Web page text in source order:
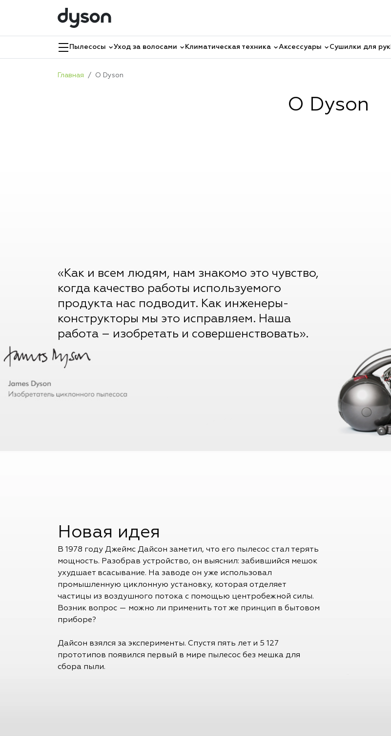
Пылесосы Уход за волосами Климатическая техника Аксессуары Сушилки для рук
Главная О Dyson
О Dyson
«Как и всем людям, нам знакомо это чувство,
когда качество работы используемого
продукта нас подводит. Как инженеры-
конструкторы мы это исправляем. Наша
работа – изобретать и совершенствовать».
Новая идея
В 1978 году Джеймс Дайсон заметил, что его пылесос стал терять
мощность. Разобрав устройство, он выяснил: забившийся мешок
ухудшает всасывание. На заводе он уже использовал
промышленную циклонную установку, которая отделяет
частицы из воздушного потока с помощью центробежной силы.
Возник вопрос — можно ли применить тот же принцип в бытовом
приборе?
Дайсон взялся за эксперименты. Спустя пять лет и 5 127
прототипов появился первый в мире пылесос без мешка для
сбора пыли.